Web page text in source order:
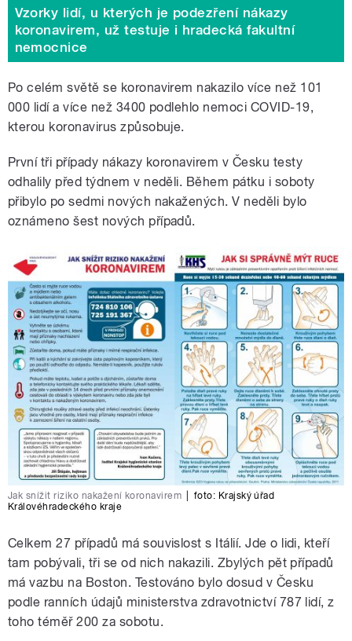
Vzorky lidí, u kterých je podezření nákazy
koronavirem, už testuje i hradecká fakultní
nemocnice
Po celém světě se koronavirem nakazilo více než 101
000 lidí a více než 3400 podlehlo nemoci COVID-19,
kterou koronavirus způsobuje.
První tři případy nákazy koronavirem v Česku testy
odhalily před týdnem v neděli. Během pátku i soboty
přibylo po sedmi nových nakažených. V neděli bylo
oznámeno šest nových případů.
Jak snížit riziko nakažení koronavirem foto: Krajský úřad
Královéhradeckého kraje
Celkem 27 případů má souvislost s Itálií. Jde o lidi, kteří
tam pobývali, tři se od nich nakazili. Zbylých pět případů
má vazbu na Boston. Testováno bylo dosud v Česku
podle ranních údajů ministerstva zdravotnictví 787 lidí, z
toho téměř 200 za sobotu.